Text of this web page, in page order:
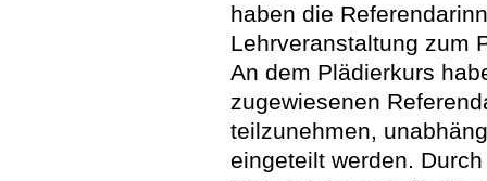
haben die
Lehrveranstaltung zum
An dem Plädierkurs
zugewiesenen
teilzunehmen,
eingeteilt werden.